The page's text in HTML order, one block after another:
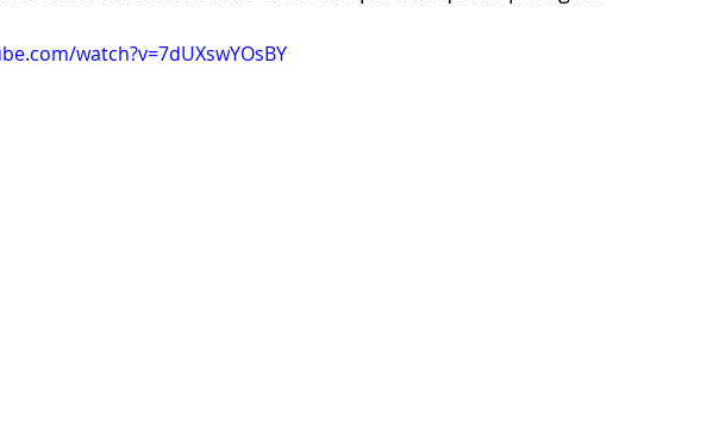
watch?v=7dUXswYOsBY